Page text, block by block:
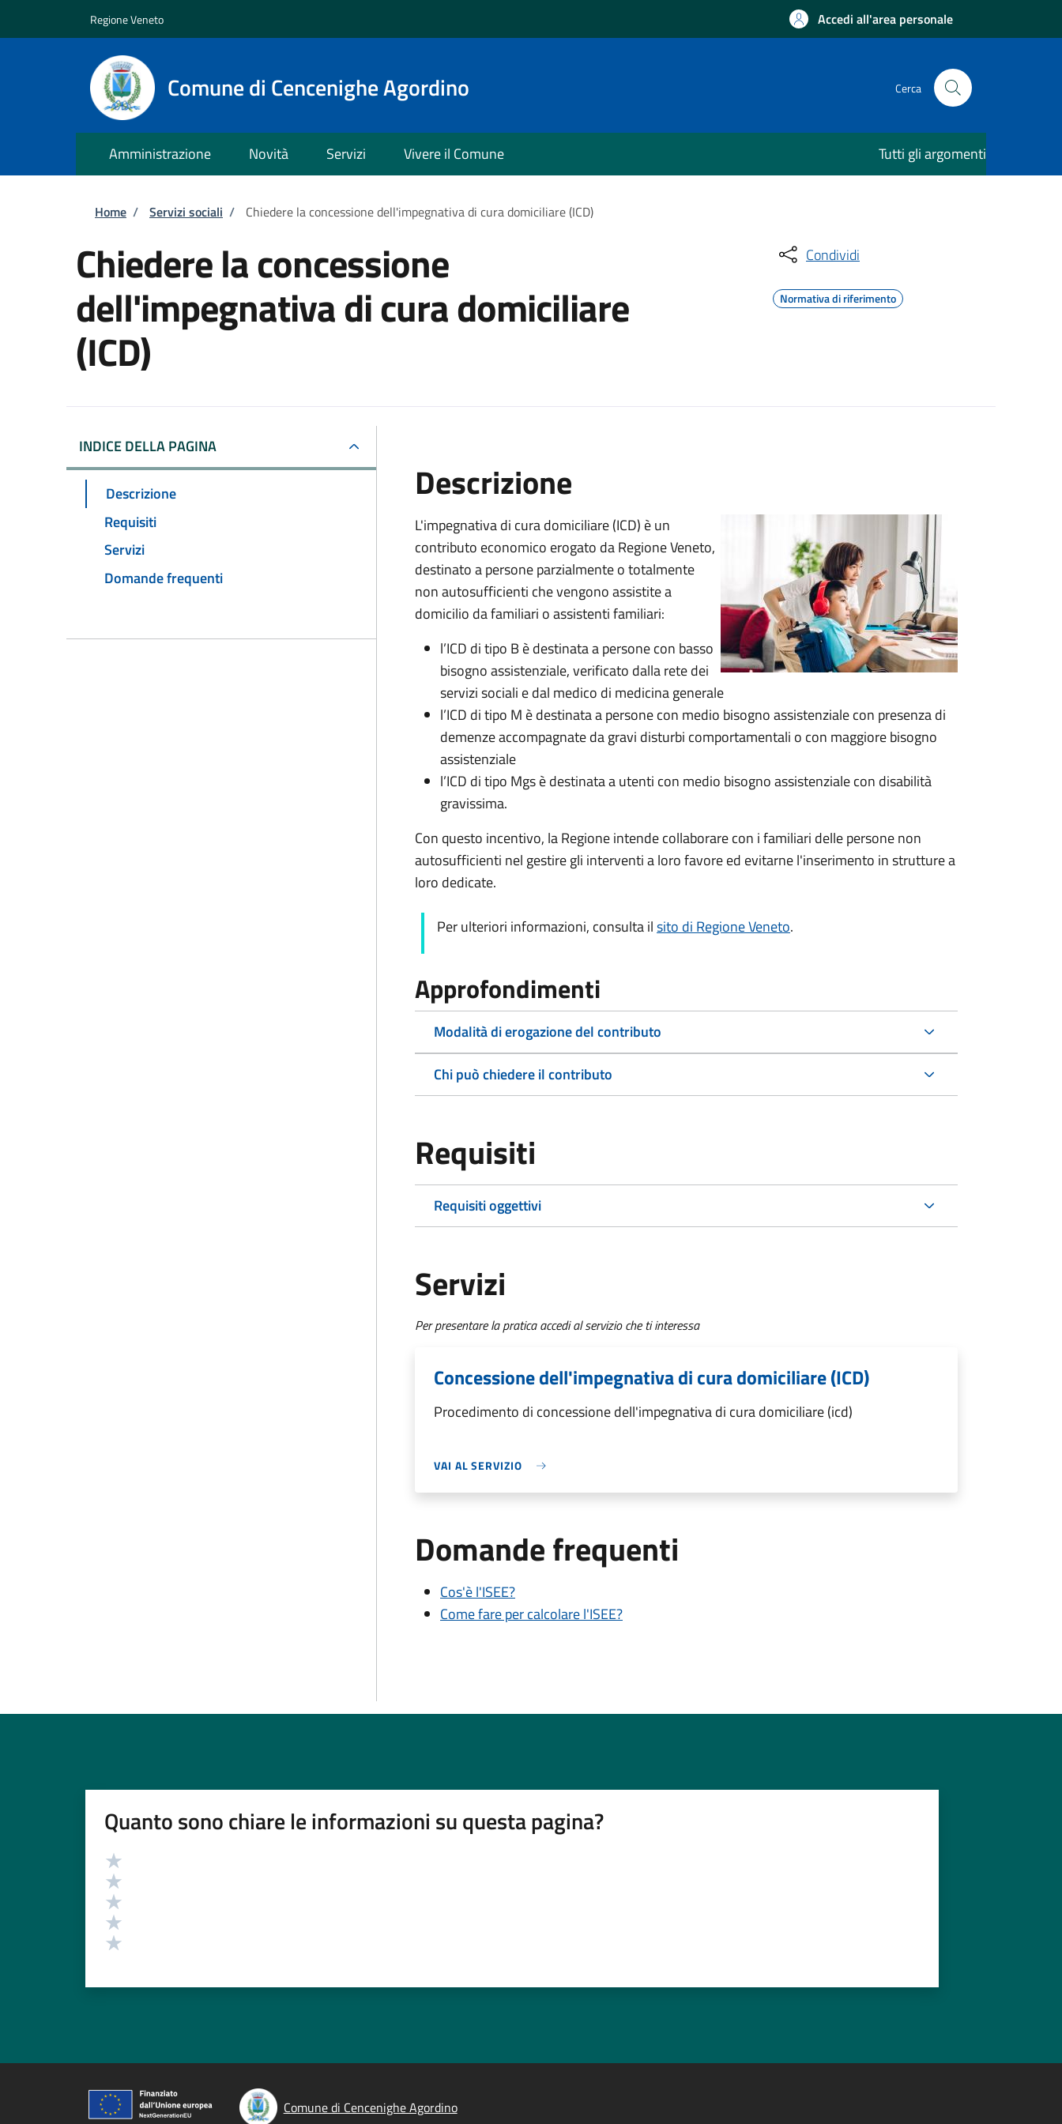
Regione Veneto Accedi all'area personale
Comune di Cencenighe Agordino Cerca
Amministrazione Novità Servizi Vivere il Comune Tutti gli argomenti
Briciole di pane
Home / Servizi sociali / Chiedere la concessione dell'impegnativa di cura domiciliare (ICD)
Chiedere la concessione
dell'impegnativa di cura domiciliare
(ICD)
Condividi
Normativa di riferimento
INDICE DELLA PAGINA
Descrizione
Requisiti
Servizi
Domande frequenti
Descrizione
L'impegnativa di cura domiciliare (ICD) è un
contributo economico erogato da Regione Veneto,
destinato a persone parzialmente o totalmente
non autosufficienti che vengono assistite a
domicilio da familiari o assistenti familiari:
l’ICD di tipo B è destinata a persone con basso
bisogno assistenziale, verificato dalla rete dei
servizi sociali e dal medico di medicina generale
l’ICD di tipo M è destinata a persone con medio bisogno assistenziale con presenza di
demenze accompagnate da gravi disturbi comportamentali o con maggiore bisogno
assistenziale
l’ICD di tipo Mgs è destinata a utenti con medio bisogno assistenziale con disabilità
gravissima.
Con questo incentivo, la Regione intende collaborare con i familiari delle persone non
autosufficienti nel gestire gli interventi a loro favore ed evitarne l'inserimento in strutture a
loro dedicate.
Per ulteriori informazioni, consulta ilsito di Regione Veneto.
Approfondimenti
Modalità di erogazione del contributo
Chi può chiedere il contributo
Requisiti
Requisiti oggettivi
Servizi
Per presentare la pratica accedi al servizio che ti interessa
Concessione dell'impegnativa di cura domiciliare (ICD)
Procedimento di concessione dell'impegnativa di cura domiciliare (icd)
VAI AL SERVIZIO
Domande frequenti
Cos'è l'ISEE?
Come fare per calcolare l'ISEE?
Quanto sono chiare le informazioni su questa pagina?
Valutazione
Comune di Cencenighe Agordino